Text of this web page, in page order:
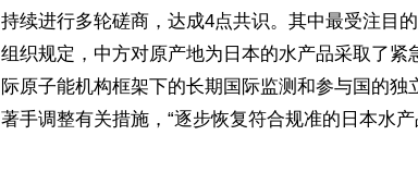
持续进行多轮磋商，达成4点共识。其中最受注目
组织规定，中方对原产地为日本的水产品采取了紧
际原子能机构框架下的长期国际监测和参与国的
著手调整有关措施，“逐步恢复符合规准的日本水产